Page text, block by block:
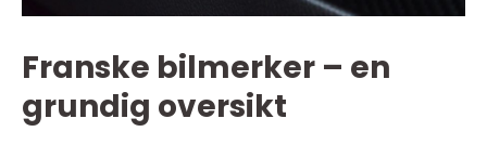
Franske bilmerker – en
grundig oversikt